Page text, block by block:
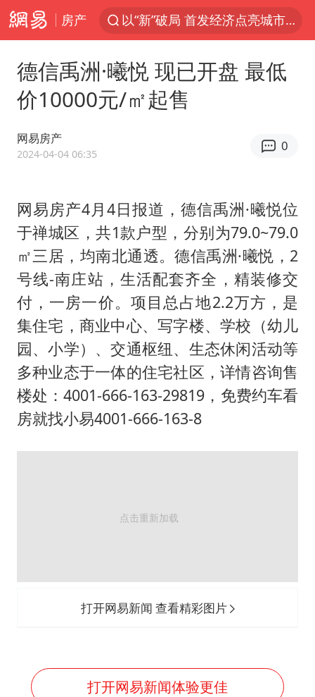
房产
以“新”破局 首发经济点亮城市消费活力
中方回应是否在太平洋海底开采稀土
宇树科技发行价格150.80元/股
宇树科技王兴兴身家有望超200亿元
CIA被曝已秘密设立古巴工作组
U17国足1分钟轰2球
泰国一女公务员妆容引争议 本人回应
法国下周开始禁止未经同意的电话营销
村民谈“梅姨”：叫的其实是“媒姨”
“深圳地面沉降致车辆损坏”不实
外交部发言人就广岛核爆81周年等答记者问
感觉全东北都在等7号
多地要求领导干部带头休假
80后女柜员逆袭成4200亿银行副行长
德信禹洲·曦悦 现已开盘 最低
价10000元/㎡起售
网易房产
2024-04-04 06:35
0
网易房产4月4日报道，德信禹洲·曦悦位
于禅城区，共1款户型，分别为79.0~79.0
㎡三居，均南北通透。德信禹洲·曦悦，2
号线-南庄站，生活配套齐全，精装修交
付，一房一价。项目总占地2.2万方，是
集住宅，商业中心、写字楼、学校（幼儿
园、小学）、交通枢纽、生态休闲活动等
多种业态于一体的住宅社区，详情咨询售
楼处：4001-666-163-29819，免费约车看
房就找小易4001-666-163-8
打开网易新闻 查看精彩图片
打开网易新闻体验更佳